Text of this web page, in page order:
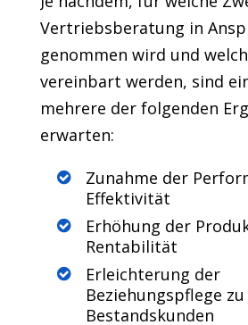
Vertriebsberatung in
genommen wird und
vereinbart werden, sind
mehrere der folgenden
erwarten:
Zunahme der
Effektivität
Erhöhung der
Rentabilität
Erleichterung der
Beziehungspflege zu
Bestandskunden